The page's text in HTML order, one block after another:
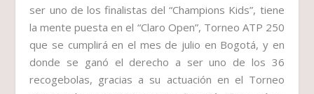
ser uno de los finalistas del “Champions Kids”, tiene
la mente puesta en el “Claro Open”, Torneo ATP 250
que se cumplirá en el mes de julio en Bogotá, y en
donde se ganó el derecho a ser uno de los 36
recogebolas, gracias a su actuación en el Torneo